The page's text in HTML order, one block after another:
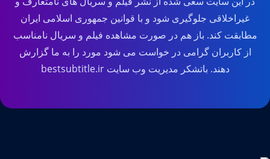
غیراخلاقی جلوگیری شود و با قوانین جمهوری اسلامی ایران
مطابقت کند. باز هم در صورت مشاهده فیلم و سریال نامناسب
از کاربران گرامی در خواست می شود مورد را به ما گزارش
دهند. باتشکر مدیریت وب سایت bestsubtitle.ir